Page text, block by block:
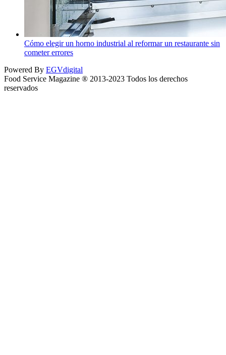
Cómo elegir un horno industrial al reformar un restaurante sin
cometer errores
Powered By EGVdigital
Food Service Magazine ® 2013-2023 Todos los derechos
reservados